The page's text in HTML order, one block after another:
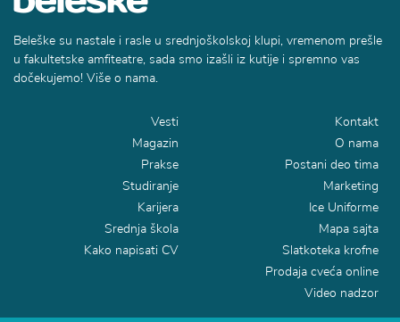
Beleške su nastale i rasle u srednjoškolskoj klupi, vremenom prešle
u fakultetske amfiteatre, sada smo izašli iz kutije i spremno vas
dočekujemo! Više o nama.
Vesti
Magazin
Prakse
Studiranje
Karijera
Srednja škola
Kako napisati CV
Kontakt
O nama
Postani deo tima
Marketing
Ice Uniforme
Mapa sajta
Slatkoteka krofne
Prodaja cveća online
Video nadzor